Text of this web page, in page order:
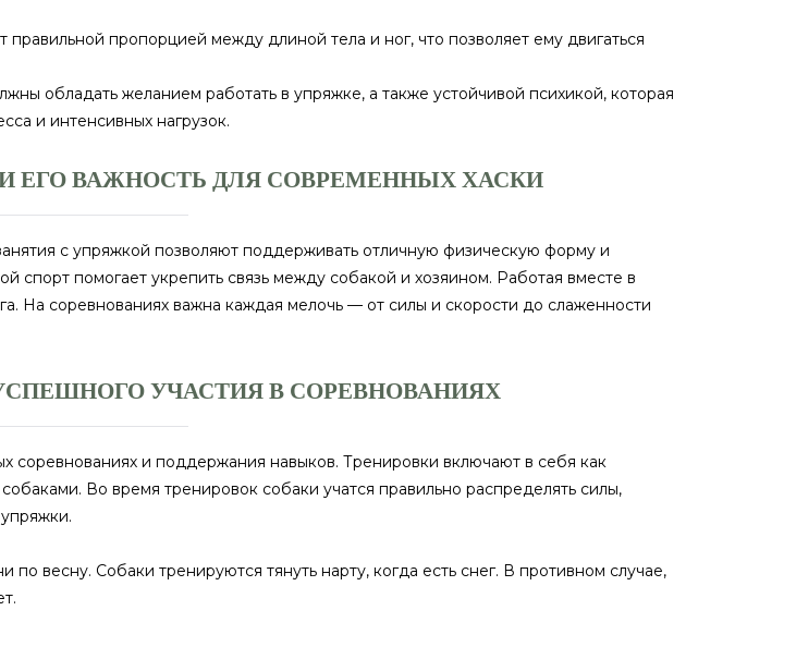
пропорцией между длиной тела и ног, что позволяет ему двигаться
обладать желанием работать в упряжке, а также устойчивой психикой, которая
и интенсивных нагрузок.
ЕГО ВАЖНОСТЬ ДЛЯ СОВРЕМЕННЫХ ХАСКИ
с упряжкой позволяют поддерживать отличную физическую форму и
спорт помогает укрепить связь между собакой и хозяином. Работая вместе в
На соревнованиях важна каждая мелочь — от силы и скорости до слаженности
УЧАСТИЯ В СОРЕВНОВАНИЯХ
соревнованиях и поддержания навыков. Тренировки включают в себя как
Во время тренировок собаки учатся правильно распределять силы,
весну. Собаки тренируются тянуть нарту, когда есть снег. В противном случае,